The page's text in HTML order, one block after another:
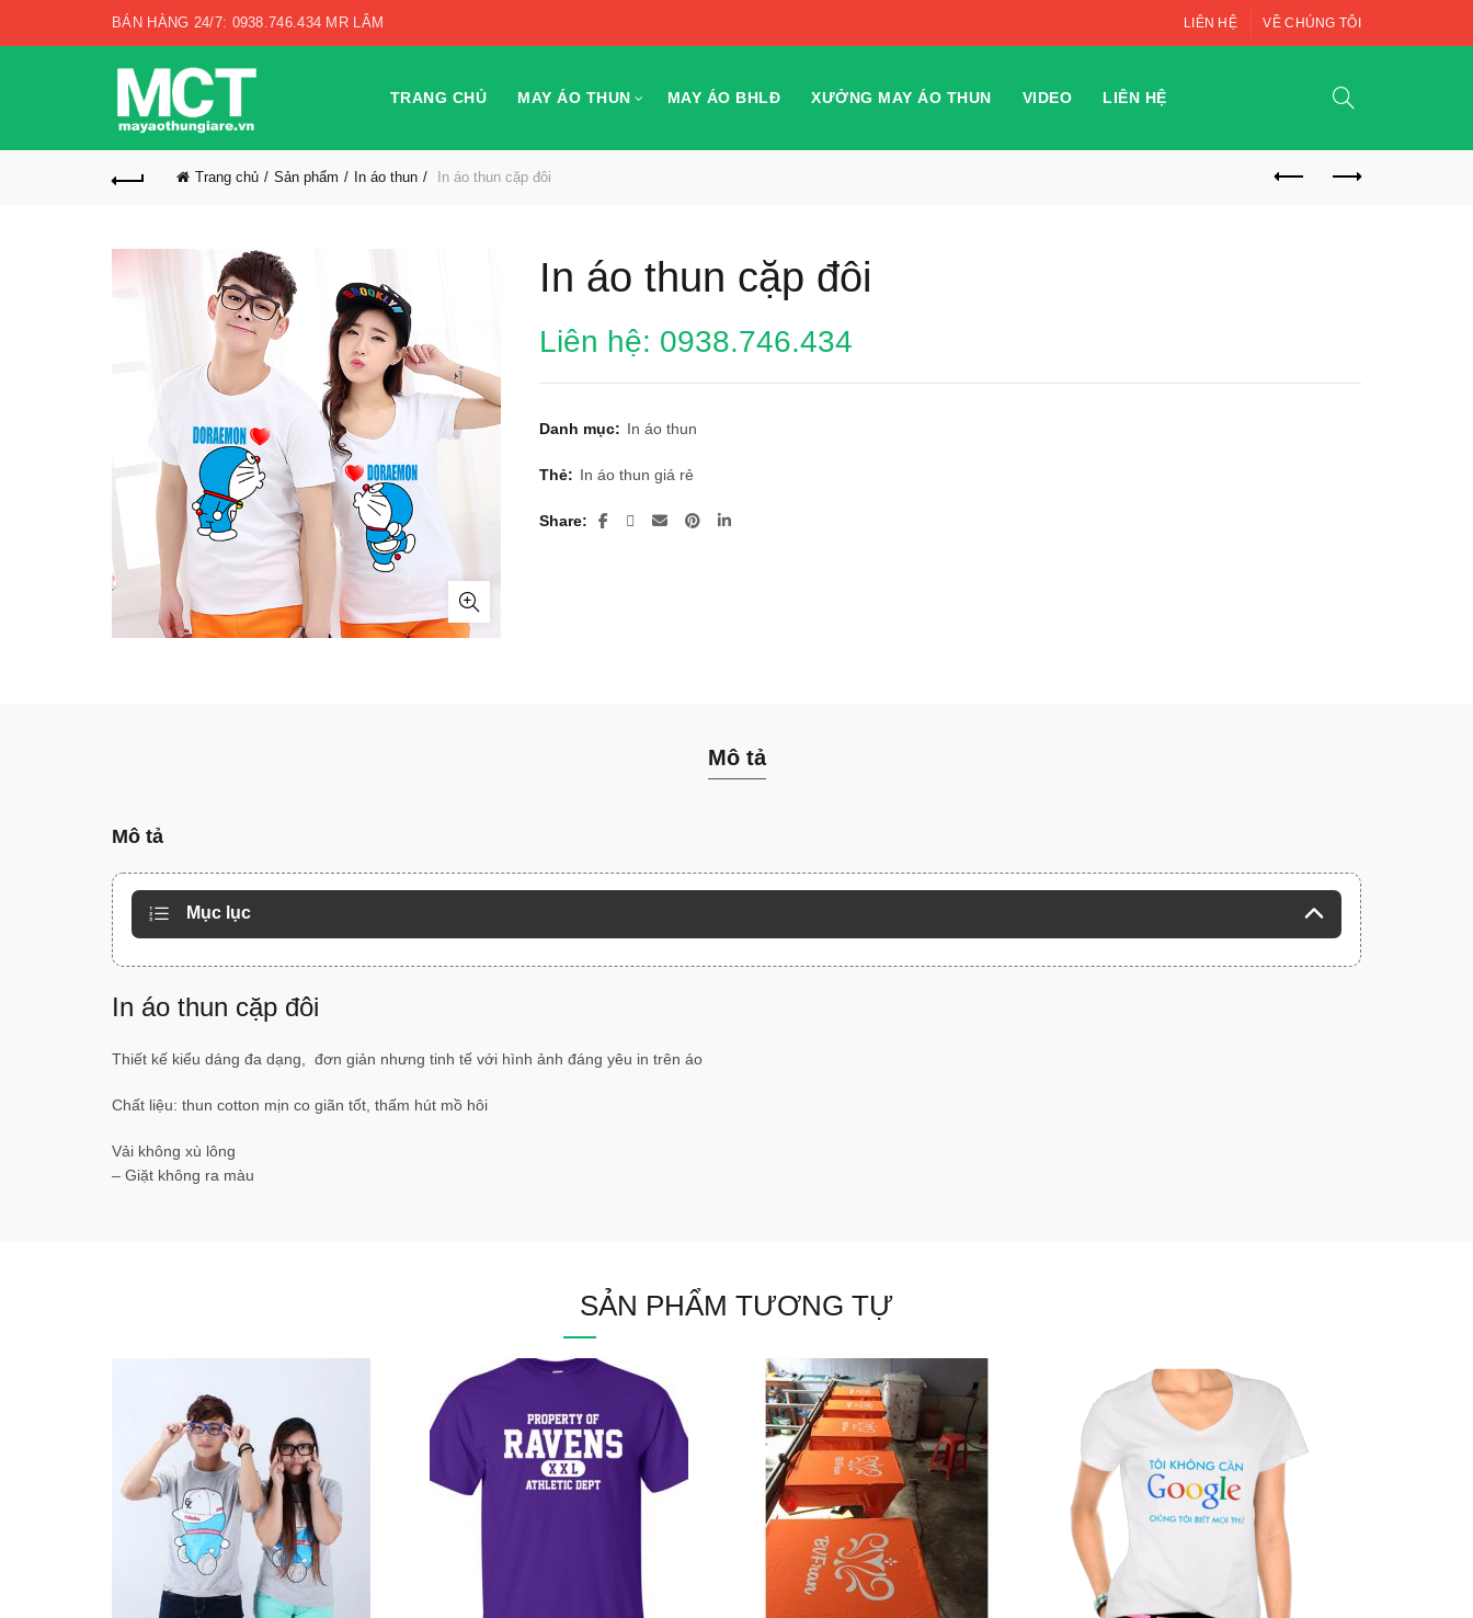
BÁN HÀNG 24/7: 0938.746.434 MR LÂM LIÊN HỆ VỀ CHÚNG TÔI
TRANG CHỦ MAY ÁO THUN MAY ÁO BHLĐ XƯỞNG MAY ÁO THUN VIDEO LIÊN HỆ
Trang chủ Sản phẩm In áo thun In áo thun cặp đôi
In áo thun cặp đôi
Liên hệ: 0938.746.434
Danh mục: In áo thun
Thẻ: In áo thun giá rẻ
Share
Mô tả
Mô tả
Mục lục
In áo thun cặp đôi
Thiết kế kiểu dáng đa dạng, đơn giản nhưng tinh tế với hình ảnh đáng yêu in trên áo
Chất liệu: thun cotton mịn co giãn tốt, thấm hút mồ hôi
Vải không xù lông
– Giặt không ra màu
SẢN PHẨM TƯƠNG TỰ